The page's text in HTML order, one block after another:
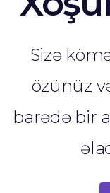
Sizə
özünüz
barədə bir